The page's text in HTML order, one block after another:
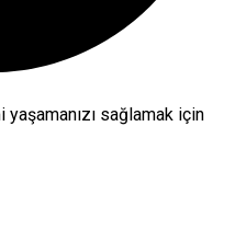
sağlamak için